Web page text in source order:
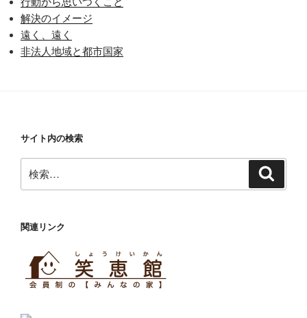
解決のイメージ
遠く、遠く
非法人地域と都市国家
サイト内の検索
索:
関連リンク